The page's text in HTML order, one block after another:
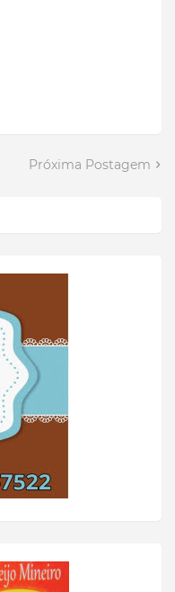
Próxima Postagem